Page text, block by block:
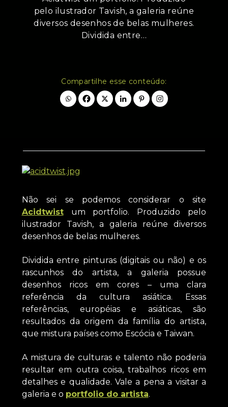
pelo ilustrador Tavish, a galeria reúne
diversos desenhos de belas mulheres.
Dividida entre…
Compartilhe esse conteúdo:
Não sei se podemos considerar o site
Acidtwistum portfolio. Produzido pelo
ilustrador Tavish, a galeria reúne diversos
desenhos de belas mulheres.
Dividida entre pinturas (digitais ou não) e os
rascunhos do artista, a galeria possue
desenhos ricos em cores – uma clara
referência da cultura asiática. Essas
referências, européias e asiáticas, são
resultados da origem da família do artista,
que mistura países como Escócia e Taiwan.
A mistura de culturas e talento não poderia
resultar em outra coisa, trabalhos ricos em
detalhes e qualidade. Vale a pena a visitar a
galeria e o portfolio do artista.